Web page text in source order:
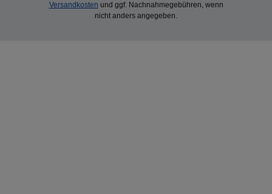
Versandkosten und ggf. Nachnahmegebühren, wenn
nicht anders angegeben.